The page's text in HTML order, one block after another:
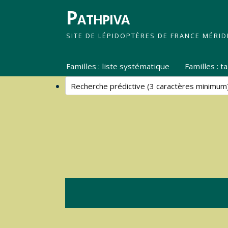
Pathpiva
SITE DE LÉPIDOPTÈRES DE FRANCE
Familles : liste systématique Familles :